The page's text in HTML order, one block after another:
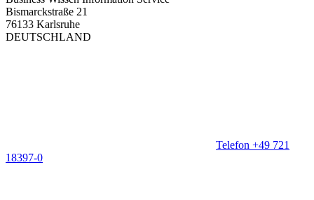
Bismarckstraße 21
76133 Karlsruhe
DEUTSCHLAND
Telefon +49 721
18397-0